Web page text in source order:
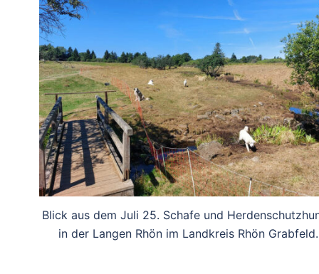
Blick aus dem Juli 25. Schafe und
in der Langen Rhön im Landkreis Rhön Grabfeld.